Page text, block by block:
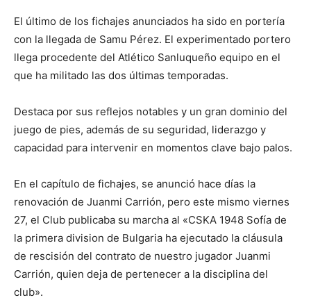
El último de los fichajes anunciados ha sido en portería
con la llegada de Samu Pérez. El experimentado portero
llega procedente del Atlético Sanluqueño equipo en el
que ha militado las dos últimas temporadas.
Destaca por sus reflejos notables y un gran dominio del
juego de pies, además de su seguridad, liderazgo y
capacidad para intervenir en momentos clave bajo palos.
En el capítulo de fichajes, se anunció hace días la
renovación de Juanmi Carrión, pero este mismo viernes
27, el Club publicaba su marcha al «CSKA 1948 Sofía de
la primera division de Bulgaria ha ejecutado la cláusula
de rescisión del contrato de nuestro jugador Juanmi
Carrión, quien deja de pertenecer a la disciplina del
club».